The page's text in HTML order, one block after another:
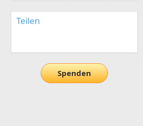
Teilen
Spenden